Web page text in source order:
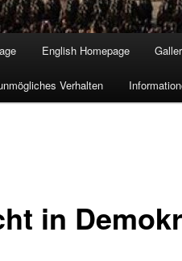
English Homepage
Verhalten
in